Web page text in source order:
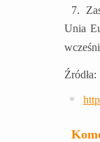
Unia
Źródła: